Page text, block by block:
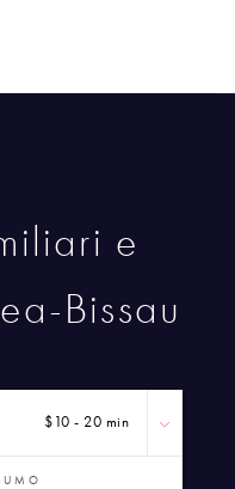
e
Bissau
$10 - 20 min